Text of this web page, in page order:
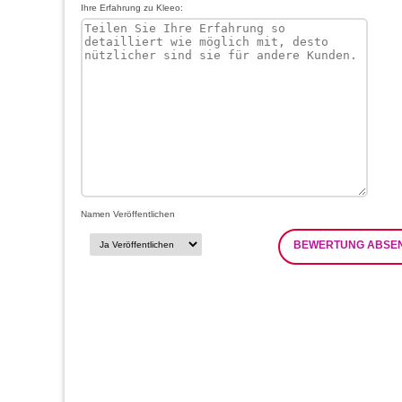
Ihre Erfahrung zu Kleeo:
Namen Veröffentlichen
BEWERTUNG